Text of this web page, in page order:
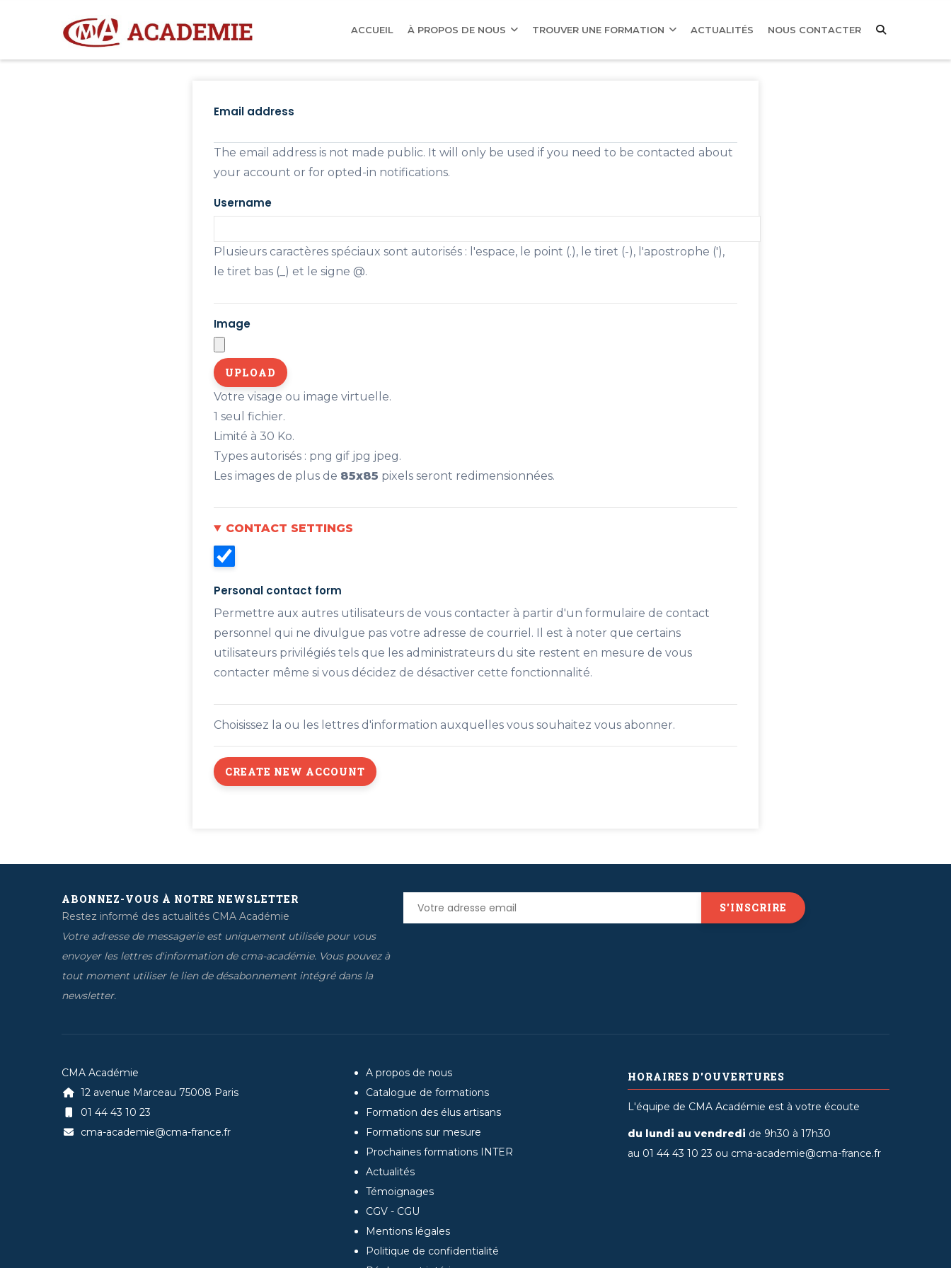
NAVIGATION
ACCUEIL À PROPOS DE NOUS TROUVER UNE FORMATION ACTUALITÉS NOUS CONTACTER
Email address
The email address is not made public. It will only be used if you need to be contacted about
your account or for opted-in notifications.
Username
Plusieurs caractères spéciaux sont autorisés : l'espace, le point (.), le tiret (-), l'apostrophe ('),
le tiret bas (_) et le signe @.
Image
Votre visage ou image virtuelle.
1 seul fichier.
Limité à 30 Ko.
Types autorisés : png gif jpg jpeg.
Les images de plus de 85x85 pixels seront redimensionnées.
CONTACT SETTINGS
Personal contact form
Permettre aux autres utilisateurs de vous contacter à partir d'un formulaire de contact
personnel qui ne divulgue pas votre adresse de courriel. Il est à noter que certains
utilisateurs privilégiés tels que les administrateurs du site restent en mesure de vous
contacter même si vous décidez de désactiver cette fonctionnalité.
Choisissez la ou les lettres d'information auxquelles vous souhaitez vous abonner.
ABONNEZ-VOUS À NOTRE NEWSLETTER
Restez informé des actualités CMA Académie
Votre adresse de messagerie est uniquement utilisée pour vous
envoyer les lettres d'information de cma-académie. Vous pouvez à
tout moment utiliser le lien de désabonnement intégré dans la
newsletter.
CMA Académie
12 avenue Marceau 75008 Paris
01 44 43 10 23
cma-academie@cma-france.fr
A propos de nous
Catalogue de formations
Formation des élus artisans
Formations sur mesure
Prochaines formations INTER
Actualités
Témoignages
CGV - CGU
Mentions légales
Politique de confidentialité
HORAIRES D'OUVERTURES
L'équipe de CMA Académie est à votre écoute
du lundi au vendredi de 9h30 à 17h30
au 01 44 43 10 23 ou cma-academie@cma-france.fr